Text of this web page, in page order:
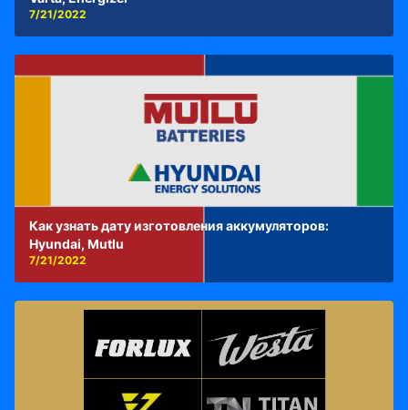
7/21/2022
Как узнать дату изготовления аккумуляторов:
Hyundai, Mutlu
7/21/2022